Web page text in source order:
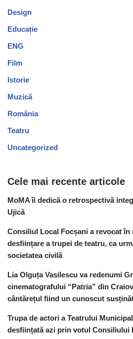
Design
Educație
ENG
Film
Istorie
Muzică
România
Teatru
Uncategorized
Cele mai recente articole
MoMA îi dedică o retrospectivă
Ujică
Consiliul Local Focșani a revocat în
desființare a trupei de teatru, ca
societatea civilă
Lia Olguța Vasilescu va redenumi
cinematografului “Patria” din
cântărețul fiind un cunoscut
Trupa de actori a Teatrului
desființată azi prin votul Consiliului